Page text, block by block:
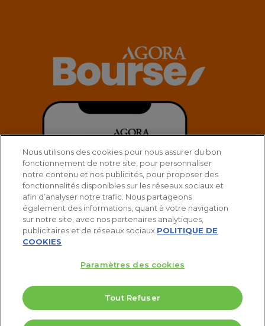
5 Valeurs pour doubler votre PEA
Nous utilisons des cookies pour nous assurer du bon
fonctionnement de notre site, pour personnaliser
notre contenu et nos publicités, pour proposer des
fonctionnalités disponibles sur les réseaux sociaux et
afin d’analyser notre trafic. Nous partageons
également des informations, quant à votre navigation
sur notre site, avec nos partenaires analytiques,
publicitaires et de réseaux sociaux. POLITIQUE DE
COOKIES
Paramètres des cookies
Tout Refuser